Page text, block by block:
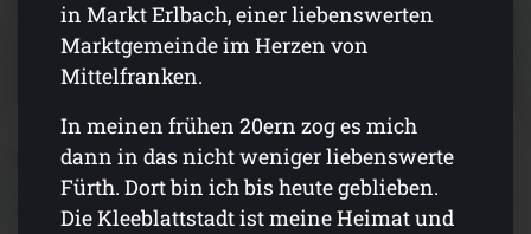
in Markt Erlbach, einer liebenswerten
Marktgemeinde im Herzen von
Mittelfranken.
In meinen frühen 20ern zog es mich
dann in das nicht weniger liebenswerte
Fürth. Dort bin ich bis heute geblieben.
Die Kleeblattstadt ist meine Heimat und